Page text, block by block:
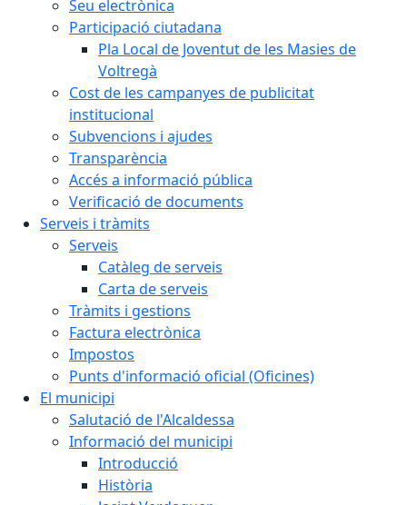
Seu electrònica
Participació ciutadana
Pla Local de Joventut de les Masies de
Voltregà
Cost de les campanyes de publicitat
institucional
Subvencions i ajudes
Transparència
Accés a informació pública
Verificació de documents
Serveis i tràmits
Serveis
Catàleg de serveis
Carta de serveis
Tràmits i gestions
Factura electrònica
Impostos
Punts d'informació oficial (Oficines)
El municipi
Salutació de l'Alcaldessa
Informació del municipi
Introducció
Història